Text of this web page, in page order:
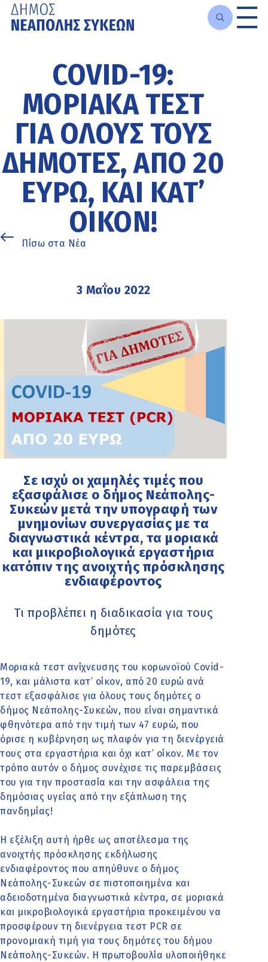
περιεχόμενοCOVID-19:
ΜΟΡΙΑΚΆ ΤΕΣΤ
ΓΙΑ ΌΛΟΥΣ ΤΟΥΣ
ΔΗΜΌΤΕΣ, ΑΠΌ 20
ΕΥΡΏ, ΚΑΙ ΚΑΤ’
ΟΊΚΟΝ!
Πίσω στα Νέα
3 Μαΐου 2022
Σε ισχύ οι χαμηλές τιμές που
εξασφάλισε ο δήμος Νεάπολης-
Συκεών μετά την υπογραφή των
μνημονίων συνεργασίας με τα
διαγνωστικά κέντρα, τα μοριακά
και μικροβιολογικά εργαστήρια
κατόπιν της ανοιχτής πρόσκλησης
ενδιαφέροντος
Τι προβλέπει η διαδικασία για τους
δημότες
Μοριακά τεστ ανίχνευσης του κορωνοϊού Covid-
19, και μάλιστα κατ’ οίκον, από 20 ευρώ ανά
τεστ εξασφάλισε για όλους τους δημότες ο
δήμος Νεάπολης-Συκεών, που είναι σημαντικά
φθηνότερα από την τιμή των 47 ευρώ, που
όρισε η κυβέρνηση ως πλαφόν για τη διενέργειά
τους στα εργαστήρια και όχι κατ’ οίκον. Με τον
τρόπο αυτόν ο δήμος συνέχισε τις παρεμβάσεις
του για την προστασία και την ασφάλεια της
δημόσιας υγείας από την εξάπλωση της
πανδημίας!
Η εξέλιξη αυτή ήρθε ως αποτέλεσμα της
ανοιχτής πρόσκλησης εκδήλωσης
ενδιαφέροντος που απηύθυνε ο δήμος
Νεάπολης-Συκεών σε πιστοποιημένα και
αδειοδοτημένα διαγνωστικά κέντρα, σε μοριακά
και μικροβιολογικά εργαστήρια προκειμένου να
προσφέρουν τη διενέργεια τεστ PCR σε
προνομιακή τιμή για τους δημότες του δήμου
Νεάπολης-Συκεών. Η πρωτοβουλία υλοποιήθηκε